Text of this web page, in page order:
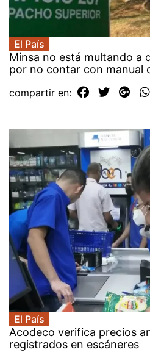
El País
Minsa no está multando a
por no contar con manual
compartir en:
El País
Acodeco verifica precios
registrados en escáneres